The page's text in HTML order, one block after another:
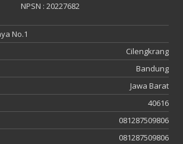
NPSN : 20227682
No.1
Cilengkrang
Bandung
Jawa Barat
40616
081287509806
081287509806